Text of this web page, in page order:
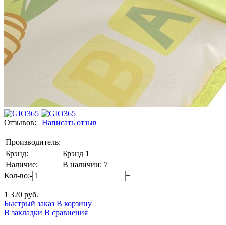
Отзывов: | Написать отзыв
Производитель:
Брэнд:
Брэнд 1
Наличие:
В наличии: 7
Кол-во:- +
1 320 руб.
Быстрый заказ В корзину
В закладки В сравнения